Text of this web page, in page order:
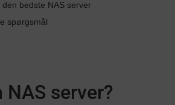
bedste NAS server
spørgsmål
NAS server?